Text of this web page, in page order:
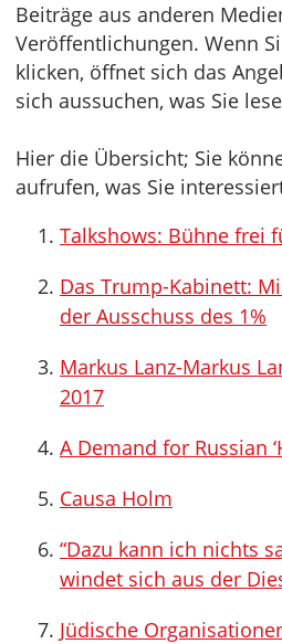
Beiträge aus anderen
Veröffentlichungen. Wenn
klicken, öffnet sich das
sich aussuchen, was Sie
Hier die Übersicht; Sie
aufrufen, was Sie
Talkshows: Bühne frei
Das Trump-Kabinett:
der Ausschuss des 1%
Markus Lanz-Markus
2017
A Demand for Russian
Causa Holm
“Dazu kann ich nichts
windet sich aus der
Jüdische